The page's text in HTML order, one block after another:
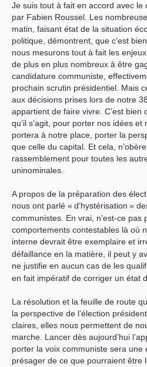
Je suis tout à fait en accord avec
par Fabien Roussel. Les
matin, faisant état de la situation
politique, démontrent, que c’est
nous mesurons tout à fait les
de plus en plus nombreux à être
candidature communiste,
prochain scrutin présidentiel. Mais
aux décisions prises lors de notre 38
appartient de faire vivre. C’est bien
qu’il s’agit, pour porter nos idées
portera à notre place, porter la
que celle du capital. Et cela,
rassemblement pour toutes les
uninominales.
A propos de la préparation des
nous ont parlé « d’hystérisation »
communistes. En vrai, n’est-ce pas
comportements contestables là où
interne devrait être exemplaire et
défaillance en la matière, il peut y
ne justifie en aucun cas de les
en fait impératif de corriger un état
La résolution et la feuille de route
la perspective de l’élection
claires, elles nous permettent de
marche. Lancer dès aujourd’hui
porter la voix communiste sera une
présager de ce que pourraient être